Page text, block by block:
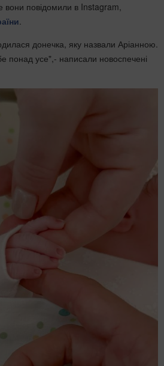
повідомили в Instagram,
.
донечка, яку назвали Аріанною.
понад усе",- написали новоспечені